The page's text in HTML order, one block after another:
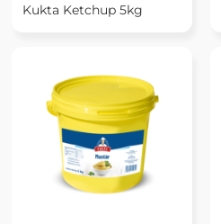
Kukta Ketchup 5kg